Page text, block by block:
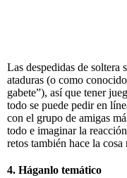
Las despedidas de soltera
ataduras (o como
gabete”), así que tener
todo se puede pedir en
con el grupo de amigas
todo e imaginar la
retos también hace la cosa
4. Háganlo temático